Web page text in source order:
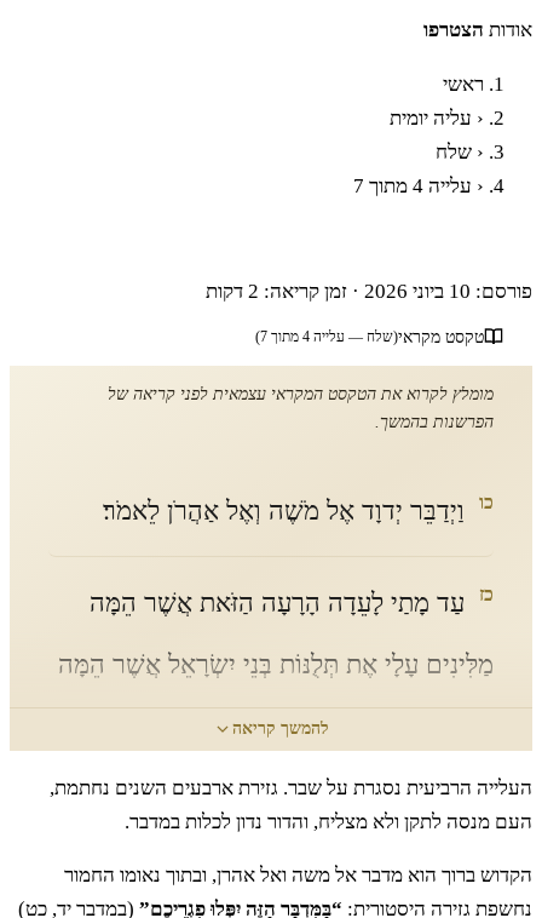
אודות הצטרפו
ראשי
‹ עליה יומית
‹ שלח
‹ עלייה 4 מתוך 7
פורסם: 10 ביוני 2026 · זמן קריאה: 2 דקות
טקסט מקראי(שלח — עלייה 4 מתוך 7)
מומלץ לקרוא את הטקסט המקראי עצמאית לפני קריאה של
הפרשנות בהמשך.
כו וַיְדַבֵּר יְדוָד אֶל מֹשֶׁה וְאֶל אַהֲרֹן לֵאמֹר׃
כז עַד מָתַי לָעֵדָה הָרָעָה הַזֹּאת אֲשֶׁר הֵמָּה
מַלִּינִים עָלָי אֶת תְּלֻנּוֹת בְּנֵי יִשְׂרָאֵל אֲשֶׁר הֵמָּה
מַלִּינִים עָלַי שָׁמָעְתִּי׃
אֱמֹר אֲלֵהֶם חַי אָנִי נְאֻם יְדוָד אִם לֹא
כַּאֲשֶׁר דִּבַּרְתֶּם בְּאָזְנָי כֵּן אֶעֱשֶׂה לָכֶם׃
להמשך קריאה
העלייה הרביעית נסגרת על שבר. גזירת ארבעים השנים נחתמת,
העם מנסה לתקן ולא מצליח, והדור נדון לכלות במדבר.
הקדוש ברוך הוא מדבר אל משה ואל אהרן, ובתוך נאומו החמור
נחשפת גזירה היסטורית: “בַּמִּדְבָּר הַזֶּה יִפְּלוּ פִגְרֵיכֶם” (במדבר יד, כט)